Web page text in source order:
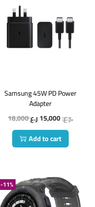
Samsung 45W PD Power
Adapter
18,000
ر.ع.15,000
ر.ع.
Add to cart
-11%